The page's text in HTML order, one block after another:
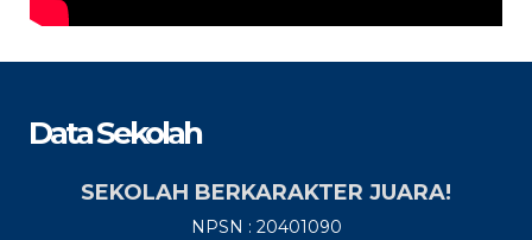
Data Sekolah
SEKOLAH BERKARAKTER JUARA!
NPSN : 20401090